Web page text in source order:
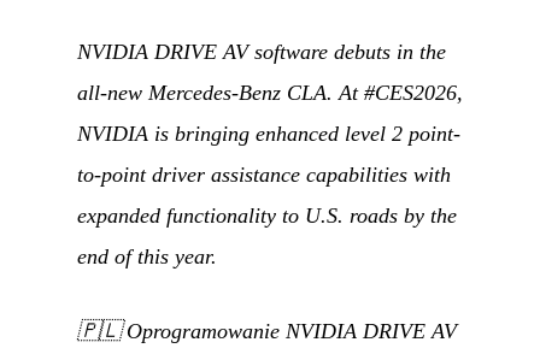
NVIDIA DRIVE AV software debuts in the
all-new Mercedes-Benz CLA. At #CES2026,
NVIDIA is bringing enhanced level 2 point-
to-point driver assistance capabilities with
expanded functionality to U.S. roads by the
end of this year.
🇵🇱Oprogramowanie NVIDIA DRIVE AV